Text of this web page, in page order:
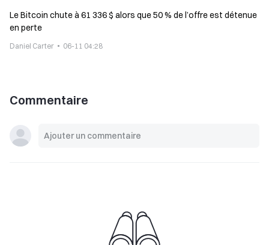
Le Bitcoin chute à 61 336 $ alors que 50 % de l’offre est détenue
en perte
Daniel Carter 06-11 04:28
Commentaire